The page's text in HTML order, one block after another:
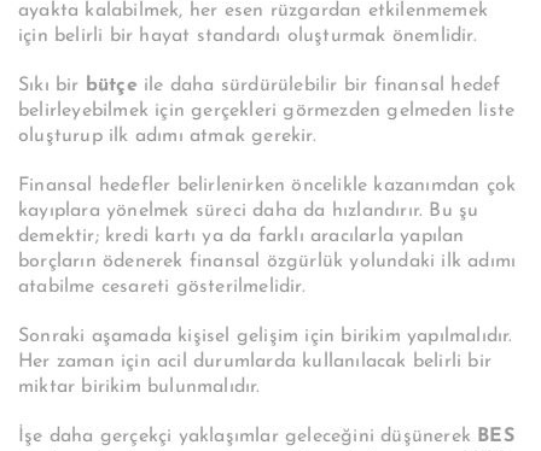
ayakta kalabilmek, her esen rüzgardan etkilenmemek
için belirli bir hayat standardı oluşturmak önemlidir.
Sıkı bir bütçe ile daha sürdürülebilir bir finansal hedef
belirleyebilmek için gerçekleri görmezden gelmeden liste
oluşturup ilk adımı atmak gerekir.
Finansal hedefler belirlenirken öncelikle kazanımdan çok
kayıplara yönelmek süreci daha da hızlandırır. Bu şu
demektir; kredi kartı ya da farklı aracılarla yapılan
borçların ödenerek finansal özgürlük yolundaki ilk adımı
atabilme cesareti gösterilmelidir.
Sonraki aşamada kişisel gelişim için birikim yapılmalıdır.
Her zaman için acil durumlarda kullanılacak belirli bir
miktar birikim bulunmalıdır.
İşe daha gerçekçi yaklaşımlar geleceğini düşünerek BES